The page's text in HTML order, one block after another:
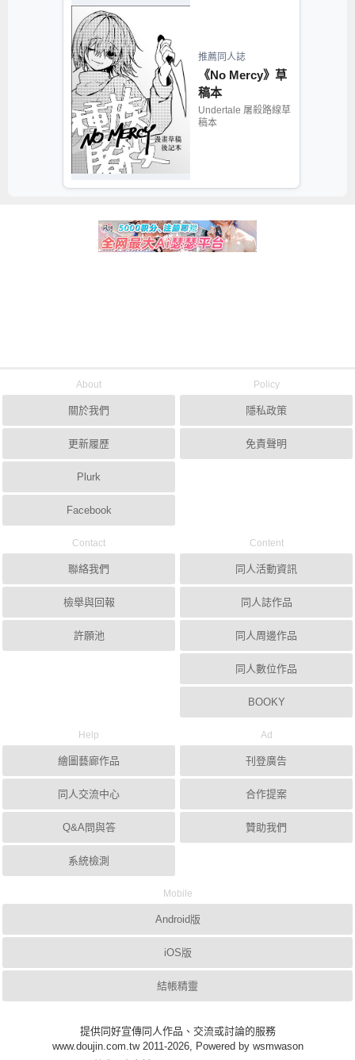
推薦同人誌
《No Mercy》草
稿本
Undertale 屠殺路線草
稿本
About
關於我們
更新履歷
Plurk
Facebook
Policy
隱私政策
免責聲明
Contact
聯絡我們
檢舉與回報
許願池
Content
同人活動資訊
同人誌作品
同人周邊作品
同人數位作品
BOOKY
Help
繪圖藝廊作品
同人交流中心
Q&A問與答
系統檢測
Ad
刊登廣告
合作提案
贊助我們
Mobile
Android版
iOS版
結帳精靈
提供同好宣傳同人作品、交流或討論的服務
www.doujin.com.tw 2011-2026, Powered by wsmwason